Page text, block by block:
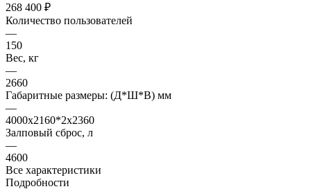
268 400 ₽
Количество пользователей
—
150
Вес, кг
—
2660
Габаритные размеры: (Д*Ш*В) мм
—
4000х2160*2х2360
Залповый сброс, л
—
4600
Все характеристики
Подробности